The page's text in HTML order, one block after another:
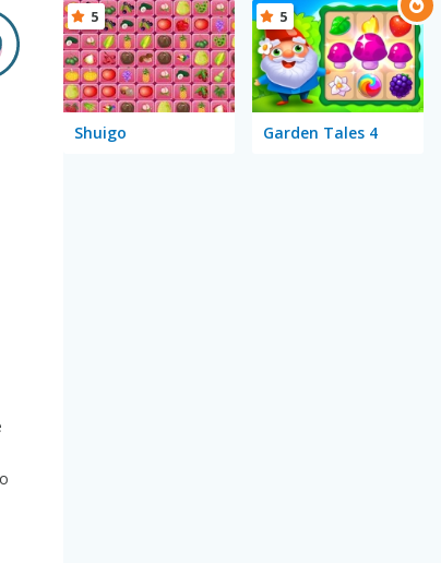
Shuigo
5
Garden Tales 4
5